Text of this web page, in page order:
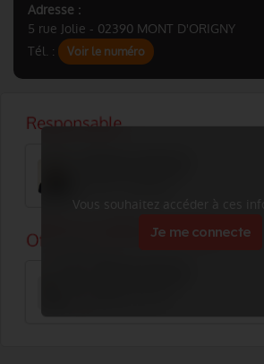
Adresse :
5 rue Jolie - 02390 MONT D'ORIGNY
Tél. :
Voir le numéro
Vous souhaitez accéder à ces
Je me connecte